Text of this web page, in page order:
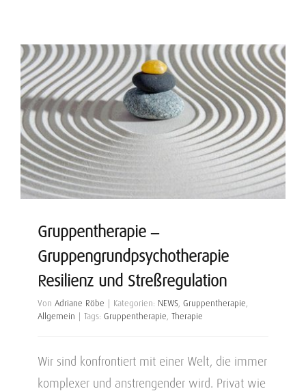
Gruppentherapie –
Gruppengrundpsychotherapie
Resilienz und Streßregulation
Von Adriane Röbe Kategorien: NEWS, Gruppentherapie,
Allgemein
Tags: Gruppentherapie, Therapie
Wir sind konfrontiert mit einer Welt, die immer
komplexer und anstrengender wird. Privat wie